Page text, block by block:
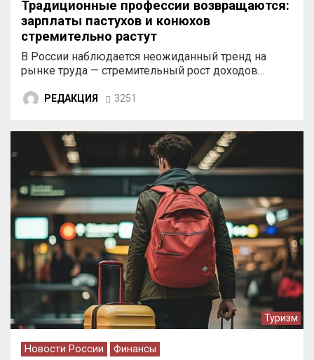
Традиционные профессии возвращаются:
зарплаты пастухов и конюхов
стремительно растут
В России наблюдается неожиданный тренд на
рынке труда — стремительный рост доходов…
РЕДАКЦИЯ 3251
Туризм
Новости России Финансы